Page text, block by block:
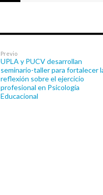
Previo
UPLA y PUCV desarrollan
seminario-taller para fortalecer
reflexión sobre el ejercicio
profesional en Psicología
Educacional